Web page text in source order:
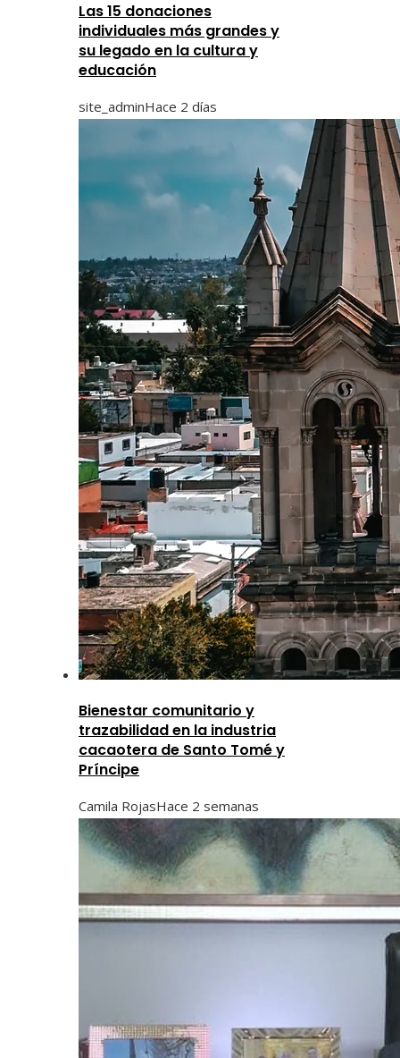
Las 15 donaciones
individuales más grandes y
su legado en la cultura y
educación
site_adminHace 2 días
Bienestar comunitario y
trazabilidad en la industria
cacaotera de Santo Tomé y
Príncipe
Camila RojasHace 2 semanas